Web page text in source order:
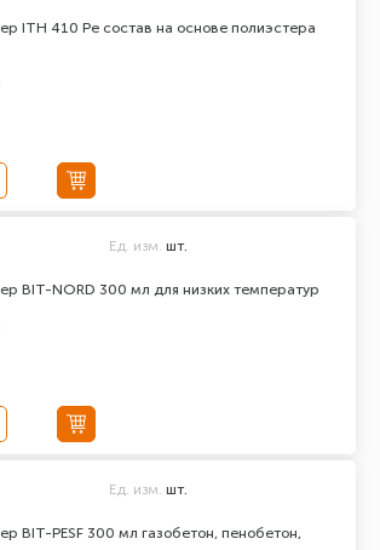
ITH 410 Pe состав на основе полиэстера
BIT-NORD 300 мл для низких температур
Ед. изм. шт.
BIT-PESF 300 мл газобетон, пенобетон,
Ед. изм. шт.